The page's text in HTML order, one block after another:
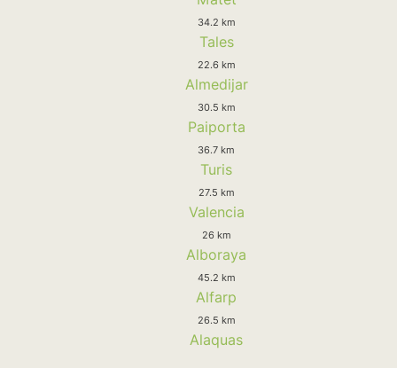
34.2 km
Tales
22.6 km
Almedijar
30.5 km
Paiporta
36.7 km
Turis
27.5 km
Valencia
26 km
Alboraya
45.2 km
Alfarp
26.5 km
Alaquas